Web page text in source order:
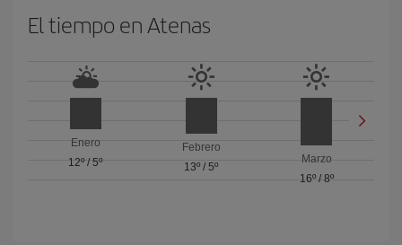
El tiempo en Atenas
Enero
12º/5º
Febrero
13º / 5º
Marzo
16º/ 8º